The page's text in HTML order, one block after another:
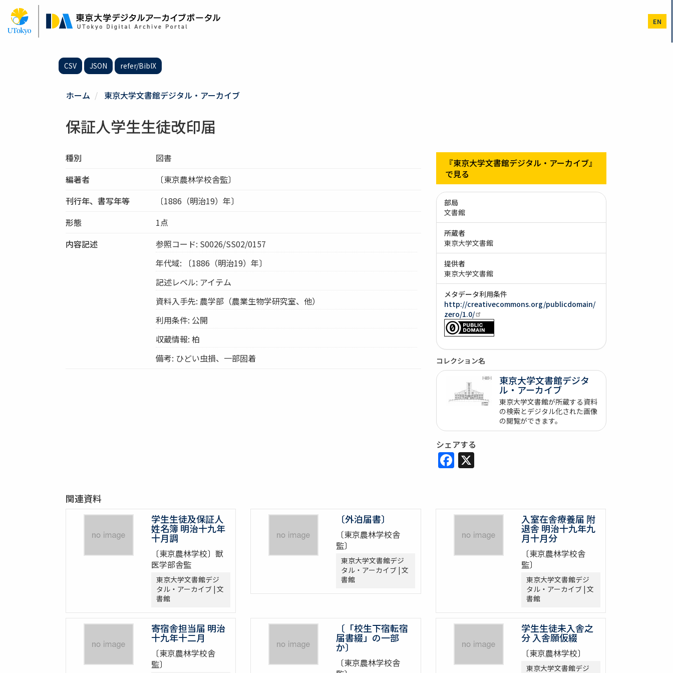
ン
EN
CSV JSON refer/BibIX
ホーム 東京大学文書館デジタル・アーカイブ
保証人学生生徒改印届
種別
図書
編著者
〔東京農林学校舎監〕
刊行年、書写年等
〔1886（明治19）年〕
形態
1点
内容記述
参照コード: S0026/SS02/0157
年代域: 〔1886（明治19）年〕
記述レベル: アイテム
資料入手先: 農学部（農業生物学研究室、他）
利用条件: 公開
収蔵情報: 柏
備考: ひどい虫損、一部固着
『東京大学文書館デジタル・アーカイブ』
で見る
部局
文書館
所蔵者
東京大学文書館
提供者
東京大学文書館
メタデータ利用条件
http://creativecommons.org/publicdomain/
zero/1.0/
コレクション名
東京大学文書館デジタ
ル・アーカイブ
東京大学文書館が所蔵する資料
の検索とデジタル化された画像
の閲覧ができます。
シェアする
Facebook
X
関連資料
学生生徒及保証人
姓名簿 明治十九年
十月調
〔東京農林学校〕獣
医学部舎監
東京大学文書館デジ
タル・アーカイブ | 文
書館
〔外泊届書〕
〔東京農林学校舎
監〕
東京大学文書館デジ
タル・アーカイブ | 文
書館
入室在舎療養届 附
退舎 明治十九年九
月十月分
〔東京農林学校舎
監〕
東京大学文書館デジ
タル・アーカイブ | 文
書館
寄宿舎担当届 明治
十九年十二月
〔東京農林学校舎
監〕
〔「校生下宿転宿
届書綴」の一部
か〕
〔東京農林学校舎
学生生徒未入舎之
分 入舎願仮綴
〔東京農林学校〕
東京大学文書館デジ